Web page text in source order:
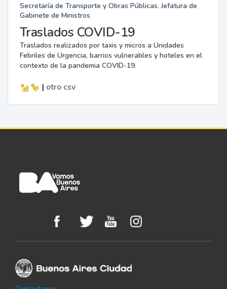
Secretaría de Transporte y Obras Públicas. Jefatura de
Gabinete de Ministros
Traslados COVID-19
Traslados realizados por taxis y micros a Unidades
Febriles de Urgencia, barrios vulnerables y hoteles en el
contexto de la pandemia COVID-19.
| otro csv